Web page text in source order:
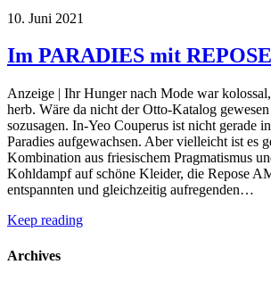
10. Juni 2021
Im PARADIES mit
Anzeige | Ihr Hunger nach Mode war
herb. Wäre da nicht der Otto-Katalog
sozusagen. In-Yeo Couperus ist nicht gerade
Paradies aufgewachsen. Aber vielleicht ist es
Kombination aus friesischem Pragmatismus
Kohldampf auf schöne Kleider, die Repose
entspannten und gleichzeitig aufregenden…
Keep reading
Archives